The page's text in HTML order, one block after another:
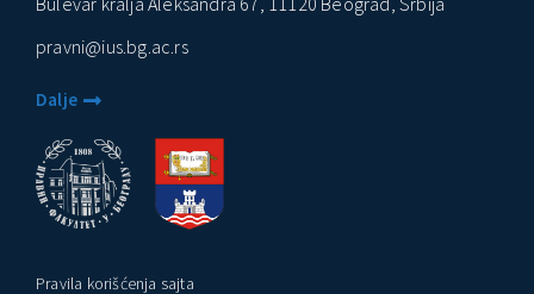
pravni@ius.bg.ac.rs
Dalje
Pravila korišćenja sajta